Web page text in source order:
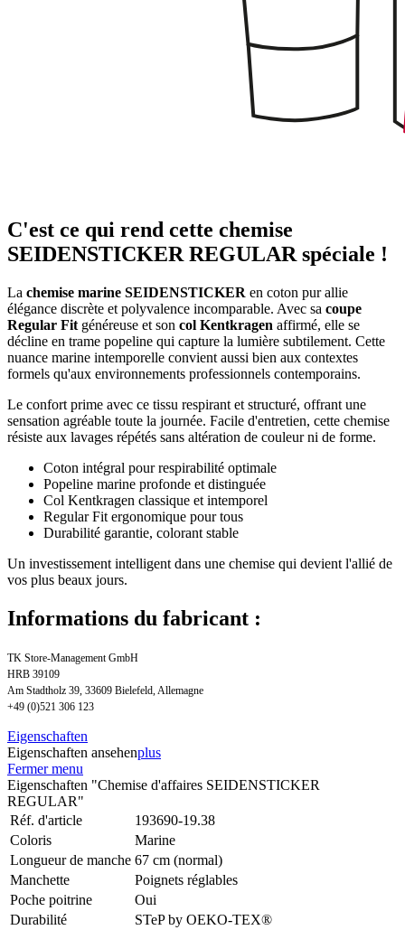
C'est ce qui rend cette chemise
SEIDENSTICKER REGULAR spéciale !
La chemise marine SEIDENSTICKER en coton pur allie
élégance discrète et polyvalence incomparable. Avec sa coupe
Regular Fit généreuse et son col Kentkragen affirmé, elle se
décline en trame popeline qui capture la lumière subtilement. Cette
nuance marine intemporelle convient aussi bien aux contextes
formels qu'aux environnements professionnels contemporains.
Le confort prime avec ce tissu respirant et structuré, offrant une
sensation agréable toute la journée. Facile d'entretien, cette chemise
résiste aux lavages répétés sans altération de couleur ni de forme.
Coton intégral pour respirabilité optimale
Popeline marine profonde et distinguée
Col Kentkragen classique et intemporel
Regular Fit ergonomique pour tous
Durabilité garantie, colorant stable
Un investissement intelligent dans une chemise qui devient l'allié de
vos plus beaux jours.
Informations du fabricant :
TK Store-Management GmbH
HRB 39109
Am Stadtholz 39, 33609 Bielefeld, Allemagne
+49 (0)521 306 123
Eigenschaften
Eigenschaften ansehenplus
Fermer menu
Eigenschaften "Chemise d'affaires SEIDENSTICKER
REGULAR"
Réf. d'article
193690-19.38
Coloris
Marine
Longueur de manche 67 cm (normal)
Manchette
Poignets réglables
Poche poitrine
Oui
Durabilité
STeP by OEKO-TEX®